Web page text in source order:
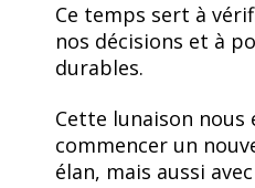
Ce temps sert à
nos décisions et à
durables.
Cette lunaison nous
commencer un
élan, mais aussi